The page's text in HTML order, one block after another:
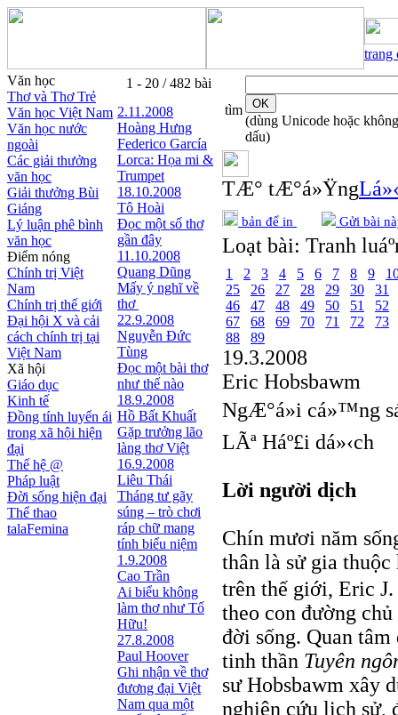
trang
Văn học
Thơ và Thơ Trẻ
Văn học Việt Nam
Văn học nước
ngoài
Các giải thưởng
văn học
Giải thưởng Bùi
Giáng
Lý luận phê bình
văn học
Điểm nóng
Chính trị Việt
Nam
Chính trị thế giới
Đại hội X và cải
cách chính trị tại
Việt Nam
Xã hội
Giáo dục
Kinh tế
Đồng tính luyến ái
trong xã hội hiện
đại
Thế hệ @
Pháp luật
Đời sống hiện đại
Thể thao
talaFemina
1 - 20 / 482 bài
2.11.2008
Hoàng Hưng
Federico García
Lorca: Họa mi &
Trumpet
18.10.2008
Tô Hoài
Đọc một số thơ
gần đây
11.10.2008
Quang Dũng
Mấy ý nghĩ về
thơ
22.9.2008
Nguyễn Đức
Tùng
Đọc một bài thơ
như thế nào
18.9.2008
Hồ Bất Khuất
Gặp trưởng lão
làng thơ Việt
16.9.2008
Liêu Thái
Tháng tư gãy
súng – trò chơi
ráp chữ mang
tính biểu niệm
1.9.2008
Cao Trần
Ai biểu không
làm thơ như Tố
Hữu!
27.8.2008
Paul Hoover
Ghi nhận về thơ
đương đại Việt
Nam qua một
tìm
(dùng Unicode hoặc không
dấu)
TÆ° tÆ°á»Ÿng
bản để in Gửi bài
Loạt bài: Tranh
1 2 3 4 5 6 7 8 9
25
26 27 28 29 30
31
46
47 48 49 50 51
52
67
68 69 70 71 72
73
88
89
19.3.2008
Eric Hobsbawm
NgÆ°á»i cá»™ng
LÃª Háº£i dá»‹ch
Lời người dịch
Chín mươi năm
thân là sử gia thuộc
trên thế giới, Eric
theo con đường
đời sống. Quan
tinh thần Tuyên
sư Hobsbawm xây
nghiên cứu lịch sử,